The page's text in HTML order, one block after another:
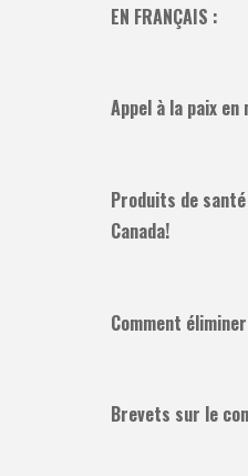
EN FRANÇAIS :
Appel à la paix en
Produits de
Canada!
Comment
Brevets sur le